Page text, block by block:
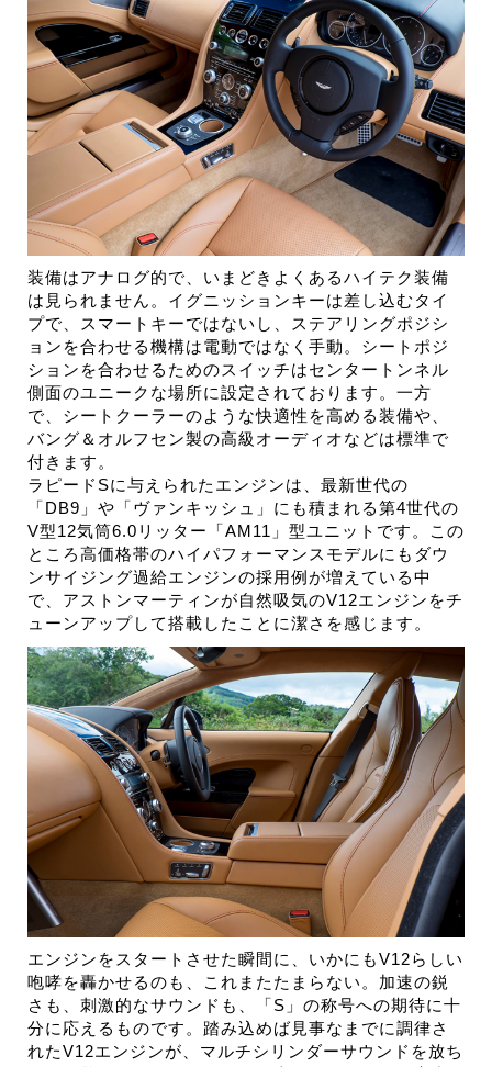
装備はアナログ的で、いまどきよくあるハイテク装備
は見られません。イグニッションキーは差し込むタイ
プで、スマートキーではないし、ステアリングポジシ
ョンを合わせる機構は電動ではなく手動。シートポジ
ションを合わせるためのスイッチはセンタートンネル
側面のユニークな場所に設定されております。一方
で、シートクーラーのような快適性を高める装備や、
バング＆オルフセン製の高級オーディオなどは標準で
付きます。
ラピードSに与えられたエンジンは、最新世代の
「DB9」や「ヴァンキッシュ」にも積まれる第4世代の
V型12気筒6.0リッター「AM11」型ユニットです。この
ところ高価格帯のハイパフォーマンスモデルにもダウ
ンサイジング過給エンジンの採用例が増えている中
で、アストンマーティンが自然吸気のV12エンジンをチ
ューンアップして搭載したことに潔さを感じます。
エンジンをスタートさせた瞬間に、いかにもV12らしい
咆哮を轟かせるのも、これまたたまらない。加速の鋭
さも、刺激的なサウンドも、「S」の称号への期待に十
分に応えるものです。踏み込めば見事なまでに調律さ
れたV12エンジンが、マルチシリンダーサウンドを放ち